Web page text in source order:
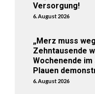
Versorgung!
6. August 2026
„Merz muss
Zehntausende
Wochenende
Plauen
6. August 2026